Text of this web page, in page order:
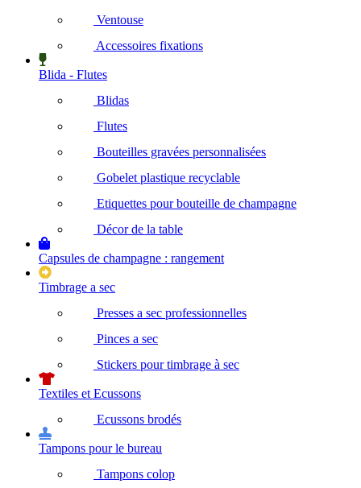
Ventouse
Accessoires fixations
Blida - Flutes
Blidas
Flutes
Bouteilles gravées personnalisées
Gobelet plastique recyclable
Etiquettes pour bouteille de champagne
Décor de la table
Capsules de champagne : rangement
Timbrage a sec
Presses a sec professionnelles
Pinces a sec
Stickers pour timbrage à sec
Textiles et Ecussons
Ecussons brodés
Tampons pour le bureau
Tampons colop